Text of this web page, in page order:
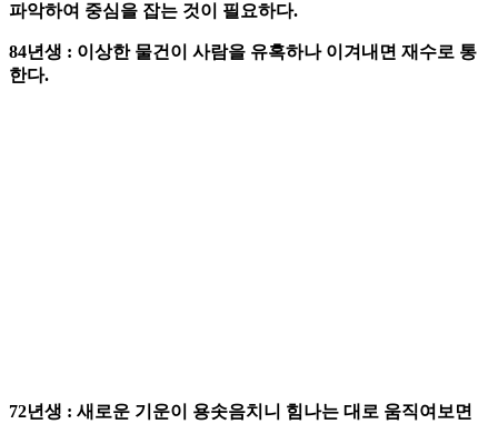
파악하여 중심을 잡는 것이 필요하다.
84년생 : 이상한 물건이 사람을 유혹하나 이겨내면 재수로 통
한다.
72년생 : 새로운 기운이 용솟음치니 힘나는 대로 움직여보면